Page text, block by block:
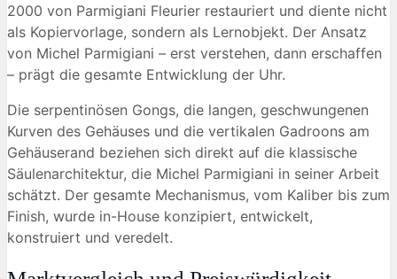
2000 von Parmigiani Fleurier restauriert und diente nicht
als Kopiervorlage, sondern als Lernobjekt. Der Ansatz
von Michel Parmigiani – erst verstehen, dann erschaffen
– prägt die gesamte Entwicklung der Uhr.
Die serpentinösen Gongs, die langen, geschwungenen
Kurven des Gehäuses und die vertikalen Gadroons am
Gehäuserand beziehen sich direkt auf die klassische
Säulenarchitektur, die Michel Parmigiani in seiner Arbeit
schätzt. Der gesamte Mechanismus, vom Kaliber bis zum
Finish, wurde in-House konzipiert, entwickelt,
konstruiert und veredelt.